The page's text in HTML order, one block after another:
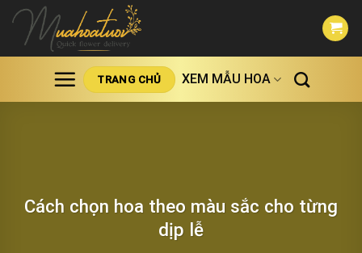
Skip
content
TRANG CHỦ XEM MẪU HOA
Cách chọn hoa theo màu sắc cho từng
dịp lễ